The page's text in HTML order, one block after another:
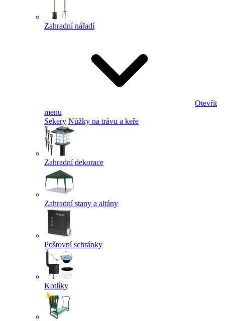
Zahradní nářadí
Otevřít
menu
Sekery Nůžky na trávu a keře
Zahradní dekorace
Zahradní stany a altány
Poštovní schránky
Kotlíky